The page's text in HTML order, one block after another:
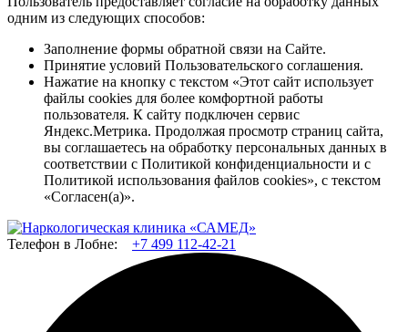
одним из следующих способов:
Заполнение формы обратной связи на Сайте.
Принятие условий Пользовательского соглашения.
Нажатие на кнопку с текстом «Этот сайт использует
файлы cookies для более комфортной работы
пользователя. К сайту подключен сервис
Яндекс.Метрика. Продолжая просмотр страниц сайта,
вы соглашаетесь на обработку персональных данных в
соответствии с Политикой конфиденциальности и с
Политикой использования файлов cookies», с текстом
«Согласен(а)».
Телефон в Лобне: +7 499 112-42-21